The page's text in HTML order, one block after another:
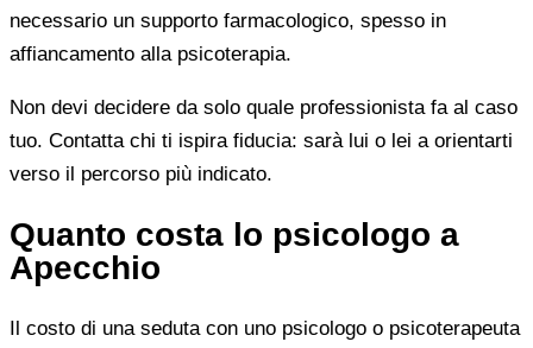
necessario un supporto farmacologico, spesso in
affiancamento alla psicoterapia.
Non devi decidere da solo quale professionista fa al caso
tuo. Contatta chi ti ispira fiducia: sarà lui o lei a orientarti
verso il percorso più indicato.
Quanto costa lo psicologo a
Apecchio
Il costo di una seduta con uno psicologo o psicoterapeuta